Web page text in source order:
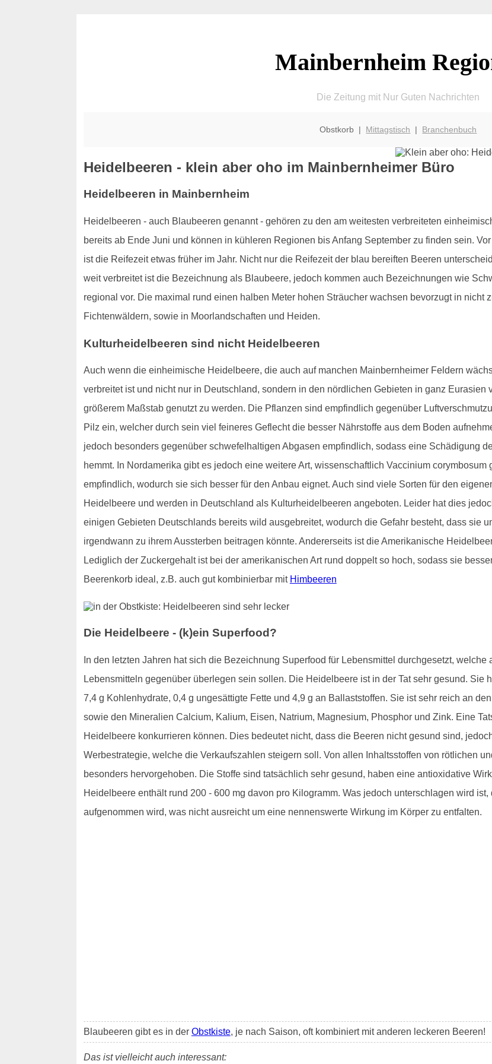
Mainbernheim
Die Zeitung mit Nur Guten Nachrichten
Obstkorb | Mittagstisch | Branchenbuch
Heidelbeeren - klein aber oho im Mainbernheimer Büro
Heidelbeeren in Mainbernheim
Heidelbeeren - auch Blaubeeren genannt - gehören zu den am weitesten verbreiteten
bereits ab Ende Juni und können in kühleren Regionen bis Anfang September zu finden sein.
ist die Reifezeit etwas früher im Jahr. Nicht nur die Reifezeit der blau bereiften Beeren
weit verbreitet ist die Bezeichnung als Blaubeere, jedoch kommen auch Bezeichnungen wie
regional vor. Die maximal rund einen halben Meter hohen Sträucher wachsen bevorzugt in nicht
Fichtenwäldern, sowie in Moorlandschaften und Heiden.
Kulturheidelbeeren sind nicht Heidelbeeren
Auch wenn die einheimische Heidelbeere, die auch auf manchen Mainbernheimer Feldern
verbreitet ist und nicht nur in Deutschland, sondern in den nördlichen Gebieten in ganz Eurasien
größerem Maßstab genutzt zu werden. Die Pflanzen sind empfindlich gegenüber
Pilz ein, welcher durch sein viel feineres Geflecht die besser Nährstoffe aus dem Boden
jedoch besonders gegenüber schwefelhaltigen Abgasen empfindlich, sodass eine Schädigung
hemmt. In Nordamerika gibt es jedoch eine weitere Art, wissenschaftlich Vaccinium
empfindlich, wodurch sie sich besser für den Anbau eignet. Auch sind viele Sorten für den
Heidelbeere und werden in Deutschland als Kulturheidelbeeren angeboten. Leider hat dies
einigen Gebieten Deutschlands bereits wild ausgebreitet, wodurch die Gefahr besteht, dass sie
irgendwann zu ihrem Aussterben beitragen könnte. Andererseits ist die Amerikanische
Lediglich der Zuckergehalt ist bei der amerikanischen Art rund doppelt so hoch, sodass sie
Beerenkorb ideal, z.B. auch gut kombinierbar mit Himbeeren
Die Heidelbeere - (k)ein Superfood?
In den letzten Jahren hat sich die Bezeichnung Superfood für Lebensmittel durchgesetzt,
Lebensmitteln gegenüber überlegen sein sollen. Die Heidelbeere ist in der Tat sehr gesund. Sie
7,4 g Kohlenhydrate, 0,4 g ungesättigte Fette und 4,9 g an Ballaststoffen. Sie ist sehr reich an
sowie den Mineralien Calcium, Kalium, Eisen, Natrium, Magnesium, Phosphor und Zink. Eine
Heidelbeere konkurrieren können. Dies bedeutet nicht, dass die Beeren nicht gesund sind,
Werbestrategie, welche die Verkaufszahlen steigern soll. Von allen Inhaltsstoffen von rötlichen
besonders hervorgehoben. Die Stoffe sind tatsächlich sehr gesund, haben eine antioxidative
Heidelbeere enthält rund 200 - 600 mg davon pro Kilogramm. Was jedoch unterschlagen wird
aufgenommen wird, was nicht ausreicht um eine nennenswerte Wirkung im Körper zu entfalten.
Blaubeeren gibt es in der Obstkiste, je nach Saison, oft kombiniert mit anderen leckeren Beeren!
Das ist vielleicht auch interessant: